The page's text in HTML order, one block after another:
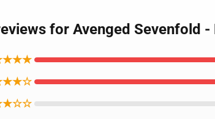
for Avenged Sevenfold